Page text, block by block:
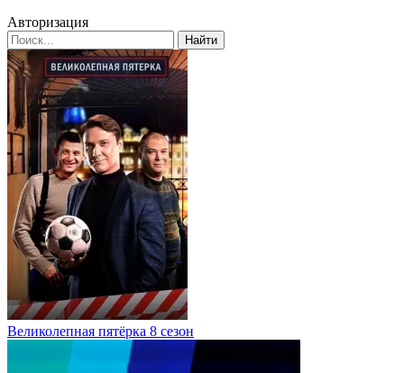
Авторизация
Найти
Великолепная пятёрка 8 сезон